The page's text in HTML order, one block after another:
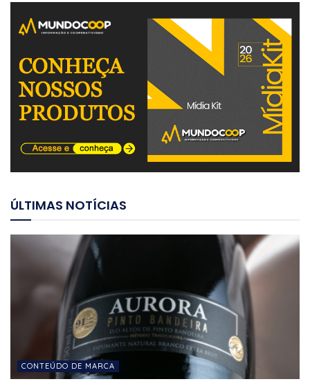
ÚLTIMAS NOTÍCIAS
CONTEÚDO DE MARCA